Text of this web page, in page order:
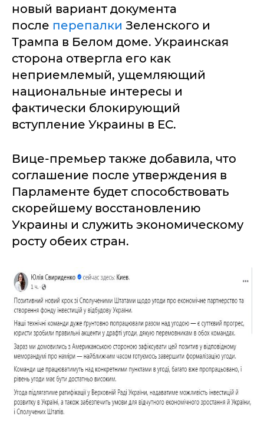
новый вариант документа
после перепалки Зеленского и
Трампа в Белом доме. Украинская
сторона отвергла его как
неприемлемый, ущемляющий
национальные интересы и
фактически блокирующий
вступление Украины в ЕС.
Вице-премьер также добавила, что
соглашение после утверждения в
Парламенте будет способствовать
скорейшему восстановлению
Украины и служить экономическому
росту обеих стран.